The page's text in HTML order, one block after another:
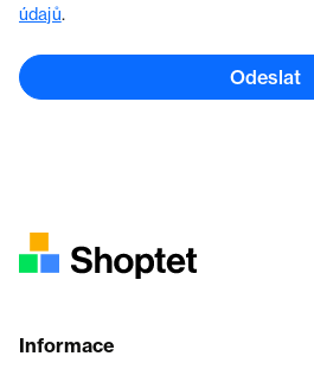
údajů.
Odeslat
Informace